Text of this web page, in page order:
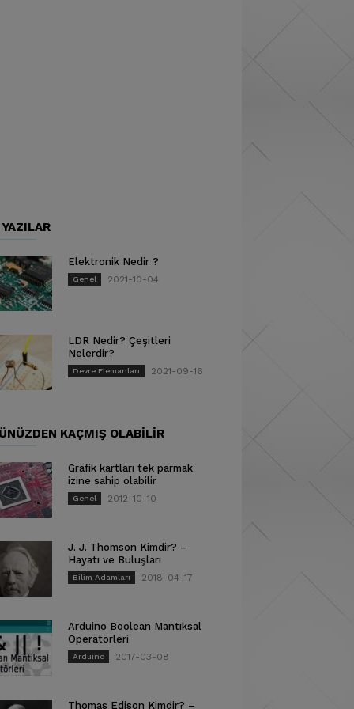
Elektronik Nedir ?
Genel 2021-10-04
LDR Nedir? Çeşitleri
Nelerdir?
Devre Elemanları 2021-09-16
KAÇMIŞ OLABILIR
Grafik kartları tek parmak
izine sahip olabilir
Genel 2012-10-10
J. J. Thomson Kimdir? –
Hayatı ve Buluşları
Bilim Adamları 2018-04-17
Arduino Boolean Mantıksal
Operatörleri
Arduino 2017-03-08
Thomas Edison Kimdir? –